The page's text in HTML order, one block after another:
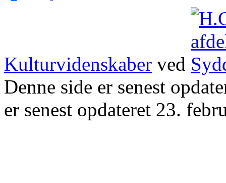
Kulturvidenskaber ved
Denne side er senest
er senest opdateret 23.